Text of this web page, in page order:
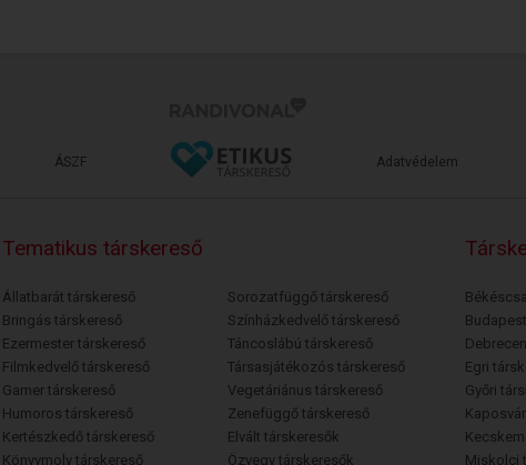
ÁSZF Adatvédelem
Tematikus társkereső
Állatbarát társkereső
Bringás társkereső
Ezermester társkereső
Filmkedvelő társkereső
Gamer társkereső
Humoros társkereső
Kertészkedő társkereső
Könyvmoly társkereső
Sorozatfüggő társkereső
Színházkedvelő társkereső
Táncoslábú társkereső
Társasjátékozós társkereső
Vegetáriánus társkereső
Zenefüggő társkereső
Elvált társkeresők
Özvegy társkeresők
Egri
Győri
Miskolci